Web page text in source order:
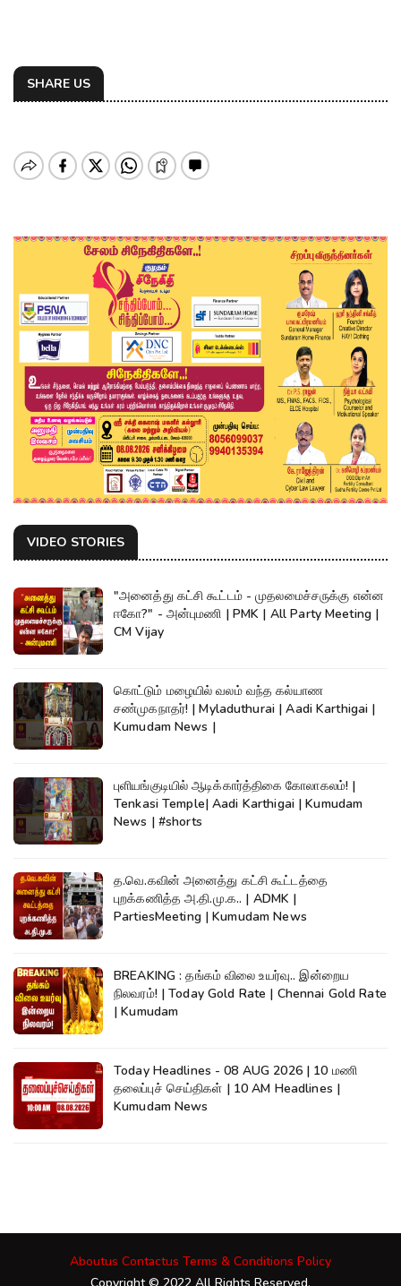
SHARE US
VIDEO STORIES
"அனைத்து கட்சி கூட்டம் - முதலமைச்சருக்கு என்ன
ஈகோ?" - அன்புமணி | PMK | All Party Meeting |
CM Vijay
கொட்டும் மழையில் வலம் வந்த கல்யாண
சண்முகநாதர்! | Myladuthurai | Aadi Karthigai |
Kumudam News |
புளியங்குடியில் ஆடிக்கார்த்திகை கோலாகலம்! |
Tenkasi Temple| Aadi Karthigai | Kumudam
News | #shorts
த.வெ.கவின் அனைத்து கட்சி கூட்டத்தை
புறக்கணித்த அ.தி.மு.க.. | ADMK |
PartiesMeeting | Kumudam News
BREAKING : தங்கம் விலை உயர்வு.. இன்றைய
நிலவரம்! | Today Gold Rate | Chennai Gold Rate
| Kumudam
Today Headlines - 08 AUG 2026 | 10 மணி
தலைப்புச் செய்திகள் | 10 AM Headlines |
Kumudam News
Aboutus Contactus Terms & Conditions Policy